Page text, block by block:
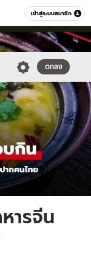
เข้าสู่ระบบสมาชิก
หมวดอื่นๆ
ตกลง
ารจีน